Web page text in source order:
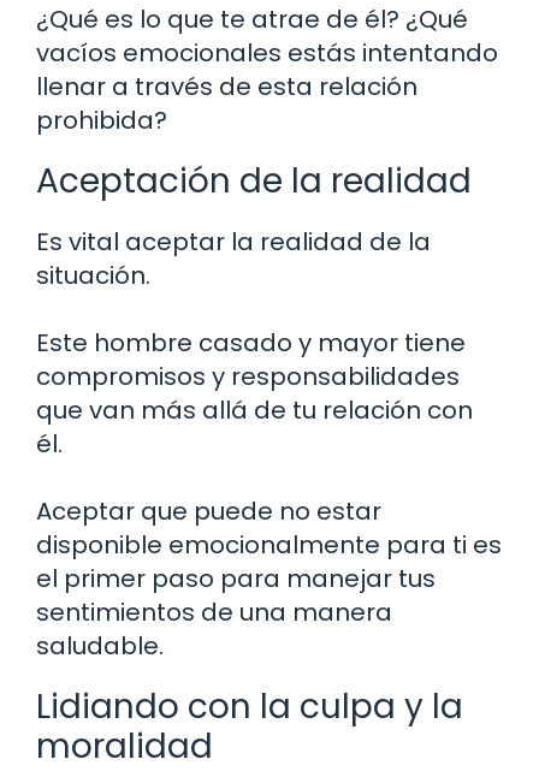
¿Qué es lo que te atrae de él? ¿Qué
vacíos emocionales estás intentando
llenar a través de esta relación
prohibida?
Aceptación de la realidad
Es vital aceptar la realidad de la
situación.
Este hombre casado y mayor tiene
compromisos y responsabilidades
que van más allá de tu relación con
él.
Aceptar que puede no estar
disponible emocionalmente para ti es
el primer paso para manejar tus
sentimientos de una manera
saludable.
Lidiando con la culpa y la
moralidad